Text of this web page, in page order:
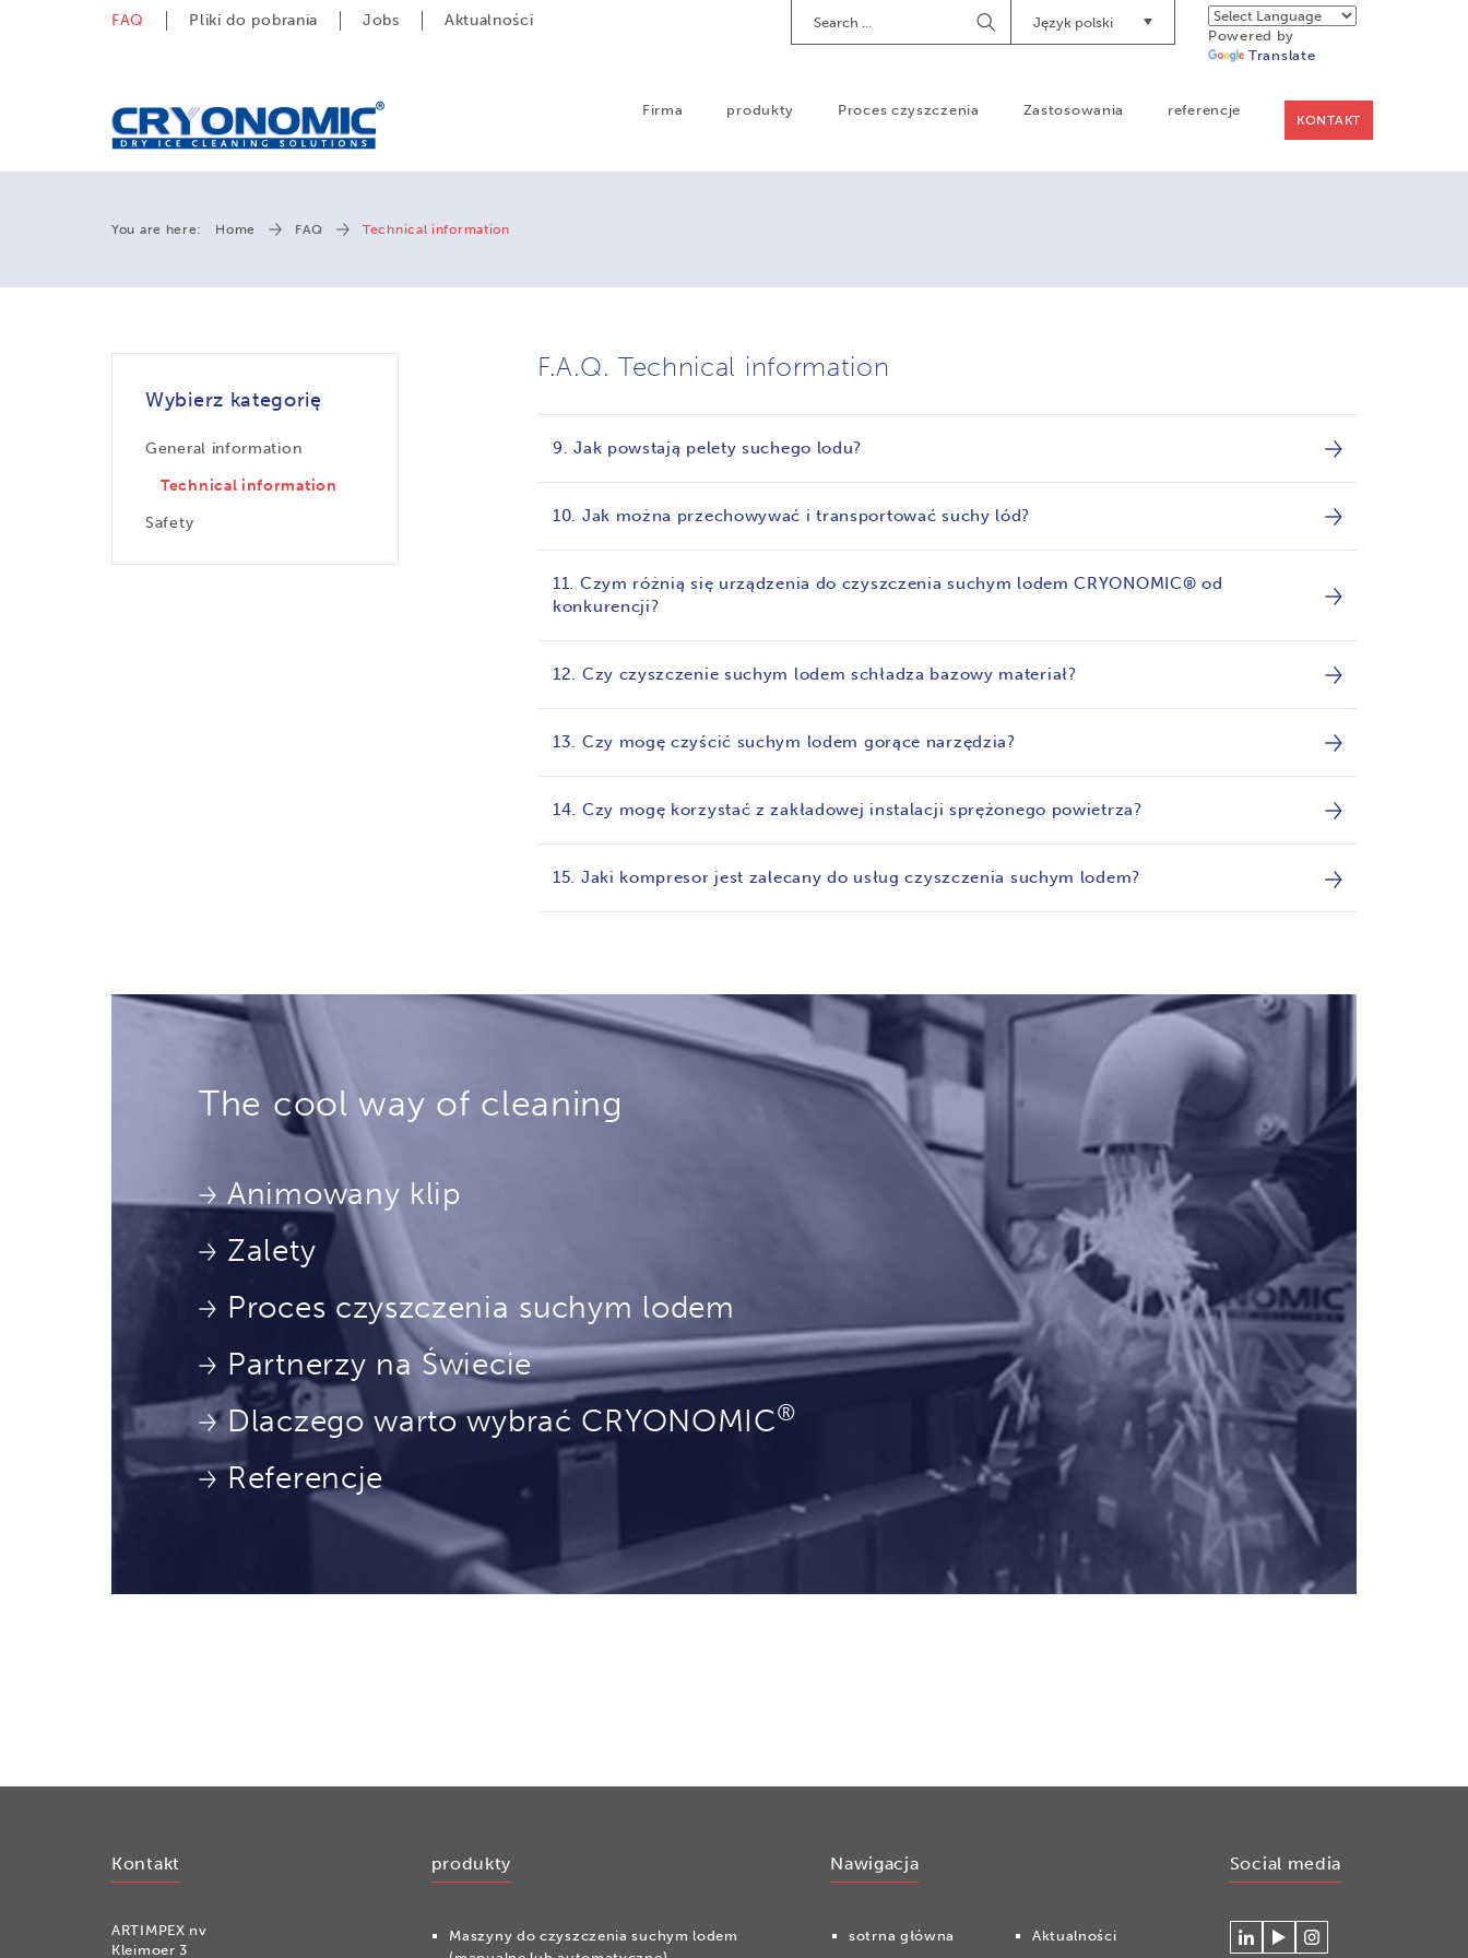
FAQ Pliki do pobrania Jobs Aktualności
Powered by
Translate
Język polski
Begin
Searching
Firma produkty Proces czyszczenia Zastosowania referencje
KONTAKT
You are here: Home FAQ Technical information
F.A.Q. Technical information
9. Jak powstają pelety suchego lodu?
10. Jak można przechowywać i transportować suchy lód?
11. Czym różnią się urządzenia do czyszczenia suchym lodem CRYONOMIC® od
konkurencji?
12. Czy czyszczenie suchym lodem schładza bazowy materiał?
13. Czy mogę czyścić suchym lodem gorące narzędzia?
14. Czy mogę korzystać z zakładowej instalacji sprężonego powietrza?
15. Jaki kompresor jest zalecany do usług czyszczenia suchym lodem?
Wybierz kategorię
General information
Technical information
Safety
The cool way of cleaning
Animowany klip
Zalety
Proces czyszczenia suchym lodem
Partnerzy na Świecie
Dlaczego warto wybrać CRYONOMIC®
Referencje
Kontakt
ARTIMPEX nv
Kleimoer 3
produkty
Maszyny do czyszczenia suchym lodem
Nawigacja
sotrna główna Aktualności
Social media
Connecteer
WatchVolg